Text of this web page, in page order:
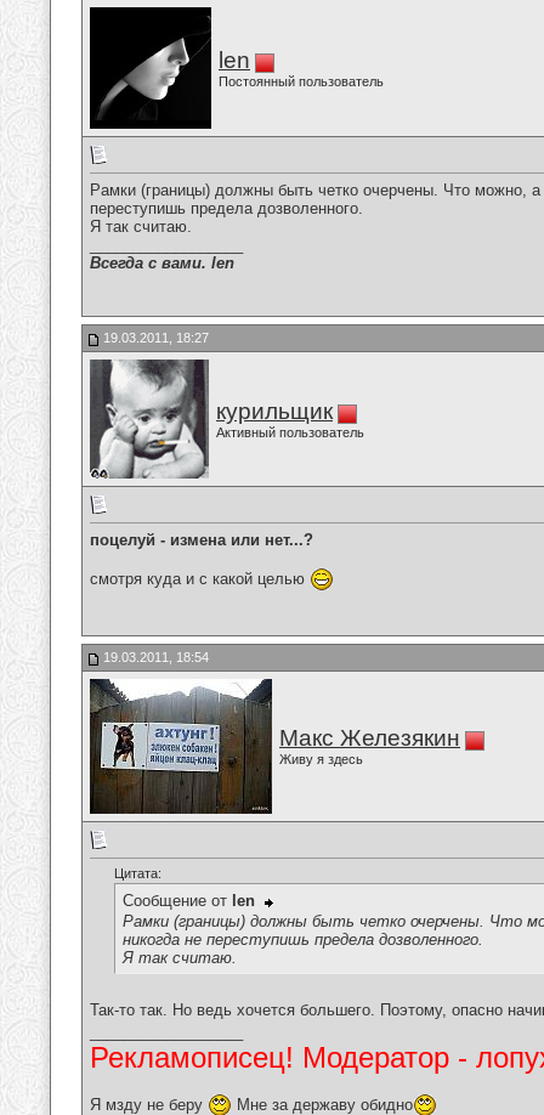
len
Постоянный пользователь
Рамки (границы) должны быть четко очерчены. Что можно,
переступишь предела дозволенного.
Я так считаю.
Всегда с вами. len
19.03.2011, 18:27
курильщик
Активный пользователь
поцелуй - измена или нет...?
смотря куда и с какой целью
19.03.2011, 18:54
Макс Железякин
Живу я здесь
Цитата:
Сообщение от len
Рамки (границы) должны быть четко очерчены. Что
никогда не переступишь предела дозволенного.
Я так считаю.
Так-то так. Но ведь хочется большего. Поэтому, опасно
Рекламописец! Модератор -
Я мзду не беру Мне за державу обидно